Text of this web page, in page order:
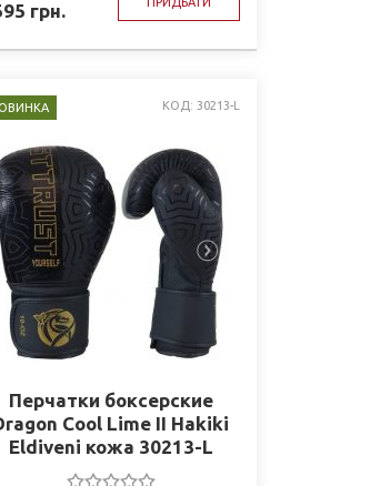
грн.
КОД: 30213-L
Перчатки боксерские
Cool Lime II Hakiki
Eldiveni кожа 30213-L